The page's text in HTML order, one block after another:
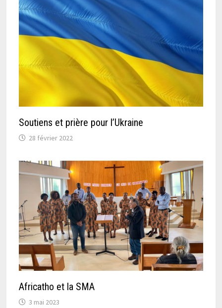
Soutiens et prière pour l’Ukraine
28 février 2022
Africatho et la SMA
3 mai 2023